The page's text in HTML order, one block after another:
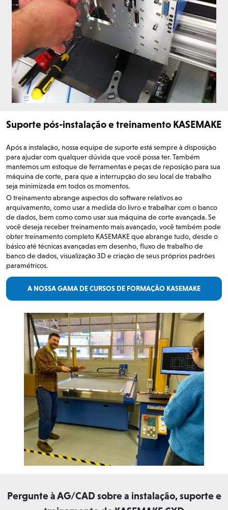
Suporte pós-instalação e treinamento KASEMAKE
Após a instalação, nossa equipe de suporte está sempre à disposição
para ajudar com qualquer dúvida que você possa ter. Também
mantemos um estoque de ferramentas e peças de reposição para sua
máquina de corte, para que a interrupção do seu local de trabalho
seja minimizada em todos os momentos.
O treinamento abrange aspectos do software relativos ao
arquivamento, como usar a medida do livro e trabalhar com o banco
de dados, bem como como usar sua máquina de corte avançada. Se
você deseja receber treinamento mais avançado, você também pode
obter treinamento completo KASEMAKE que abrange tudo, desde o
básico até técnicas avançadas em desenho, fluxo de trabalho de
banco de dados, visualização 3D e criação de seus próprios padrões
paramétricos.
A NOSSA GAMA DE CURSOS DE FORMAÇÃO KASEMAKE
Pergunte à AG/CAD sobre a instalação, suporte e